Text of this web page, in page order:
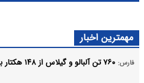
مهمترین اخبار
فارس: ۷۶۰ تن آلبالو و گیلاس از ۱۴۸ هکتار باغ فارس برداشت شد